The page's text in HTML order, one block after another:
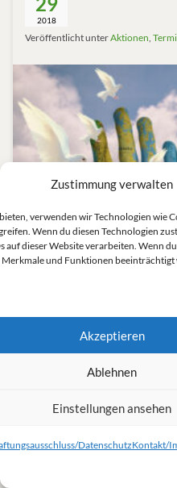
Zustimmung verwalten
verwenden wir Technologien wie
Wenn du diesen Technologien
auf dieser Website verarbeiten. Wenn
und Funktionen beeinträchtigt
Akzeptieren
Ablehnen
Einstellungen ansehen
DatenschutzKontakt/
2018
Veröffentlicht unterAktionen,
in Zusammenarbeit mit
Sa. 12. Mai 2018,
34127 Kassel